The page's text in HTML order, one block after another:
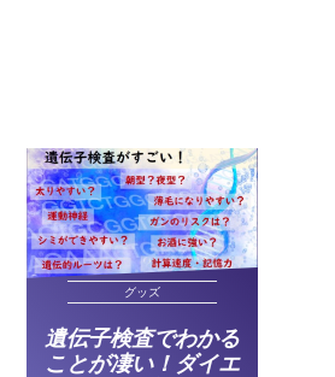
グッズ
遺伝子検査でわかる
ことが凄い！ダイエ